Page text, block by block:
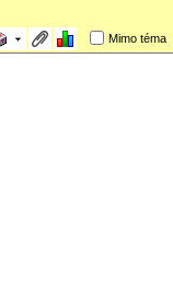
Mimo téma